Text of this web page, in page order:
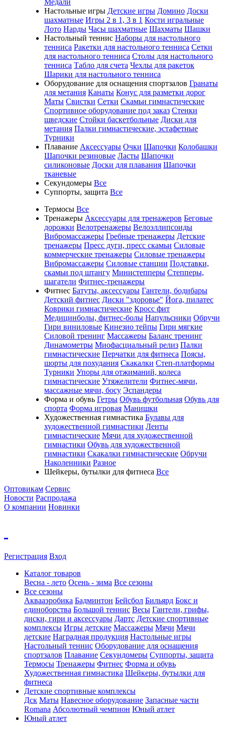
Медали
Настольные игры Детские игры Домино Доски
шахматные Игры 2 в 1, 3 в 1 Кости игральные
Лото Нарды Часы шахматные Шахматы Шашки
Настольный теннис Наборы для настольного
тенниса Ракетки для настольного тенниса Сетки
для настольного тенниса Столы для настольного
тенниса Табло для счета Чехлы для ракеток
Шарики для настольного тенниса
Оборудование для оснащения спортзалов Гранаты
для метания Канаты Конус для разметки дорог
Маты Свистки Сетки Скамьи гимнастические
Спортивное оборудование под заказ Стенки
шведские Стойки баскетбольные Диски для
метания Палки гимнастические, эстафетные
Турники
Плавание Аксессуары Очки Шапочки Колобашки
Шапочки резиновые Ласты Шапочки
силиконовые Доски для плавания Шапочки
тканевые
Секундомеры Все
Суппорты, защита Все
Термосы Все
Тренажеры Аксессуары для тренажеров Беговые
дорожки Велотренажеры Велоэллипсоиды
Вибромассажеры Гребные тренажеры Детские
тренажеры Пресс дуги, пресс скамьи Силовые
коммерческие тренажеры Силовые тренажеры
Вибромассажеры Силовые станции Подставки,
скамьи под штангу Министепперы Степперы,
шагатели Фитнес-тренажеры
Фитнес Батуты, аксессуары Гантели, бодибары
Детский фитнес Диски "здоровье" Йога, пилатес
Коврики гимнастические Кросс фит
Медицинболы, фитнес-болы Напульсники Обручи
Гири виниловые Кинезио тейпы Гири мягкие
Силовой тренинг Массажеры Баланс тренинг
Динамометры Миофасциальный релиз Палки
гимнастические Перчатки для фитнеса Поясы,
шорты для похудания Скакалки Степ-платформы
Турники Упоры для отжиманий, колеса
гимнастические Утяжелители Фитнес-мячи,
массажные мячи, босу Эспандеры
Форма и обувь Гетры Обувь футбольная Обувь для
спорта Форма игровая Манишки
Художественная гимнастика Булавы для
художественной гимнастики Ленты
гимнастические Мячи для художественной
гимнастики Обувь для художественной
гимнастики Скакалки гимнастические Обручи
Наколенники Разное
Шейкеры, бутылки для фитнеса Все
Оптовикам Сервис
Новости Распродажа
О компании Новинки
Регистрация Вход
Каталог товаров
Весна - лето Осень - зима Все сезоны
Все сезоны
Аквааэробика Бадминтон Бейсбол Бильярд Бокс и
единоборства Большой теннис Весы Гантели, грифы,
диски, гири и аксессуары Дартс Детские спортивные
комплексы Игры детские Массажеры Мячи Мячи
детские Наградная продукция Настольные игры
Настольный теннис Оборудование для оснащения
спортзалов Плавание Секундомеры Суппорты, защита
Термосы Тренажеры Фитнес Форма и обувь
Художественная гимнастика Шейкеры, бутылки для
фитнеса
Детские спортивные комплексы
Дск Маты Навесное оборудование Запасные части
Romana Абсолютный чемпион Юный атлет
Юный атлет